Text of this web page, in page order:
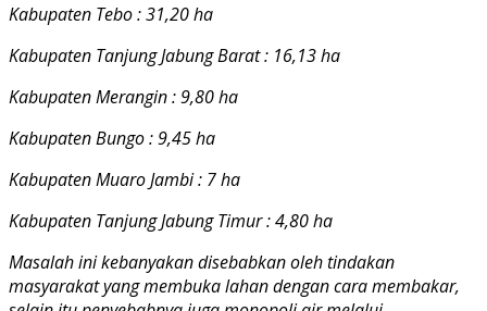
Kabupaten Tebo : 31,20 ha
Kabupaten Tanjung Jabung Barat : 16,13 ha
Kabupaten Merangin : 9,80 ha
Kabupaten Bungo : 9,45 ha
Kabupaten Muaro Jambi : 7 ha
Kabupaten Tanjung Jabung Timur : 4,80 ha
Masalah ini kebanyakan disebabkan oleh tindakan
masyarakat yang membuka lahan dengan cara membakar,